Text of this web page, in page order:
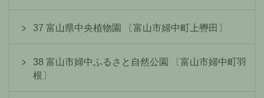
37 富山県中央植物園 〔富山市婦中町上轡田〕
38 富山市婦中ふるさと自然公園 〔富山市婦中町羽
根〕